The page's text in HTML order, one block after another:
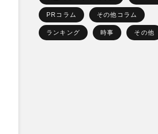
PRコラム その他コラム
ランキング 時事 その他